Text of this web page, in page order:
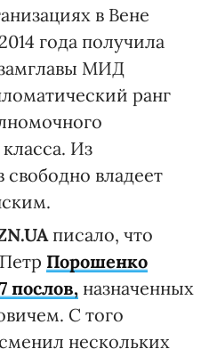
в Вене
года получила
МИД
ранг
Из
владеет
писало, что
Порошенко
послов, назначенных
С того
нескольких